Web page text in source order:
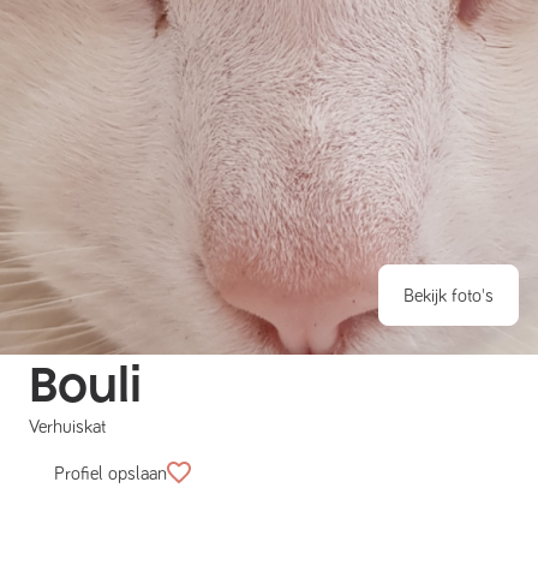
Bekijk foto's
Bouli
Verhuiskat
Profiel opslaan